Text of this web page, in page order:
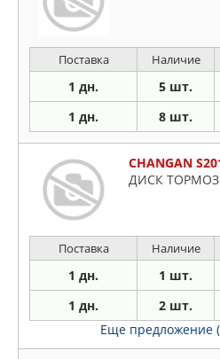
Поставка Наличие
1 дн. 5 шт.
1 дн. 8 шт.
CHANGAN
ДИСК
Поставка Наличие
1 дн. 1 шт.
1 дн. 2 шт.
Еще предложение